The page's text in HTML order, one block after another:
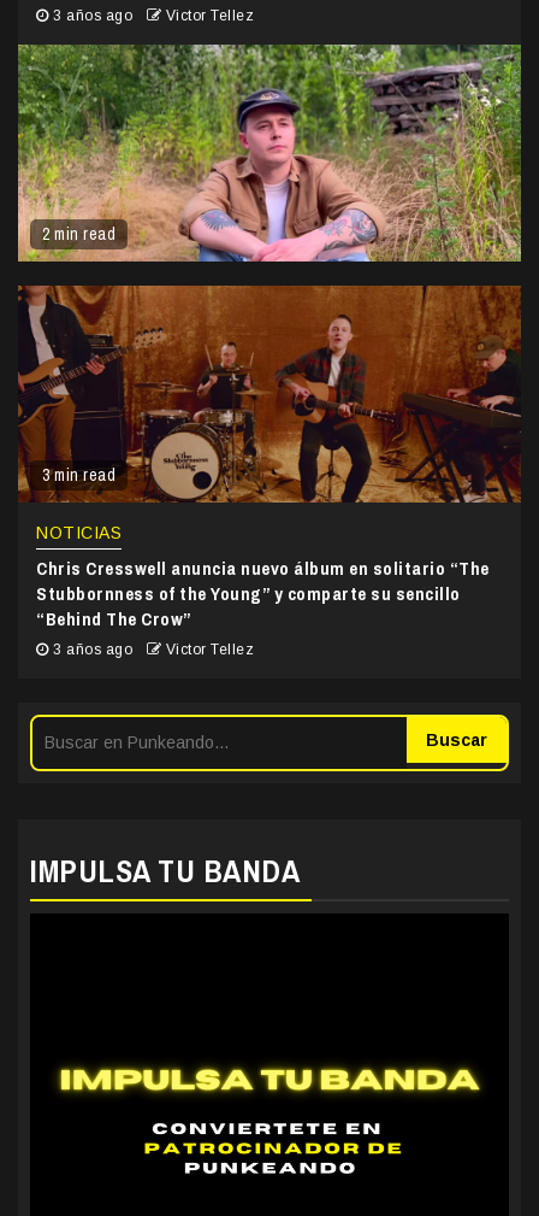
2 min read
3 años ago Victor Tellez
3 min read
NOTICIAS
Chris Cresswell anuncia nuevo álbum en solitario “The
Stubbornness of the Young” y comparte su sencillo
“Behind The Crow”
3 años ago Victor Tellez
Buscar
IMPULSA TU BANDA